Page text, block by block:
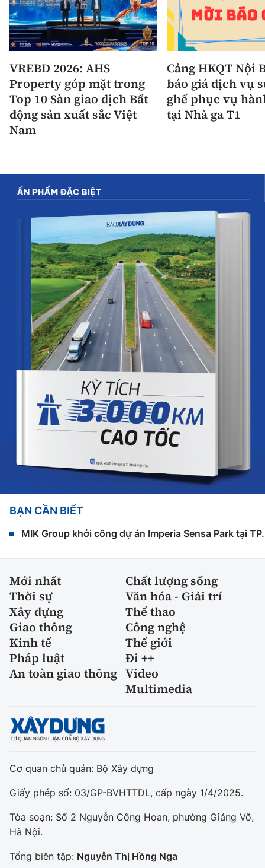
VREBD 2026: AHS
Property góp mặt trong
Top 10 Sàn giao dịch Bất
động sản xuất sắc Việt
Nam
Cảng HKQT Nội
báo giá dịch vụ
ghế phục vụ
tại Nhà ga T1
BẠN CẦN BIẾT
MIK Group khởi công dự án Imperia Sensa Park tại
Mới nhất
Chất lượng sống
Thời sự
Văn hóa - Giải trí
Xây dựng
Thể thao
Giao thông
Công nghệ
Kinh tế
Thế giới
Pháp luật
Đi ++
An toàn giao thông Video
Multimedia
Cơ quan chủ quản: Bộ Xây dựng
Giấy phép số: 03/GP-BVHTTDL, cấp ngày 1/4/2025.
Tòa soạn: Số 2 Nguyễn Công Hoan, phường Giảng Võ,
Hà Nội.
Tổng biên tập: Nguyễn Thị Hồng Nga